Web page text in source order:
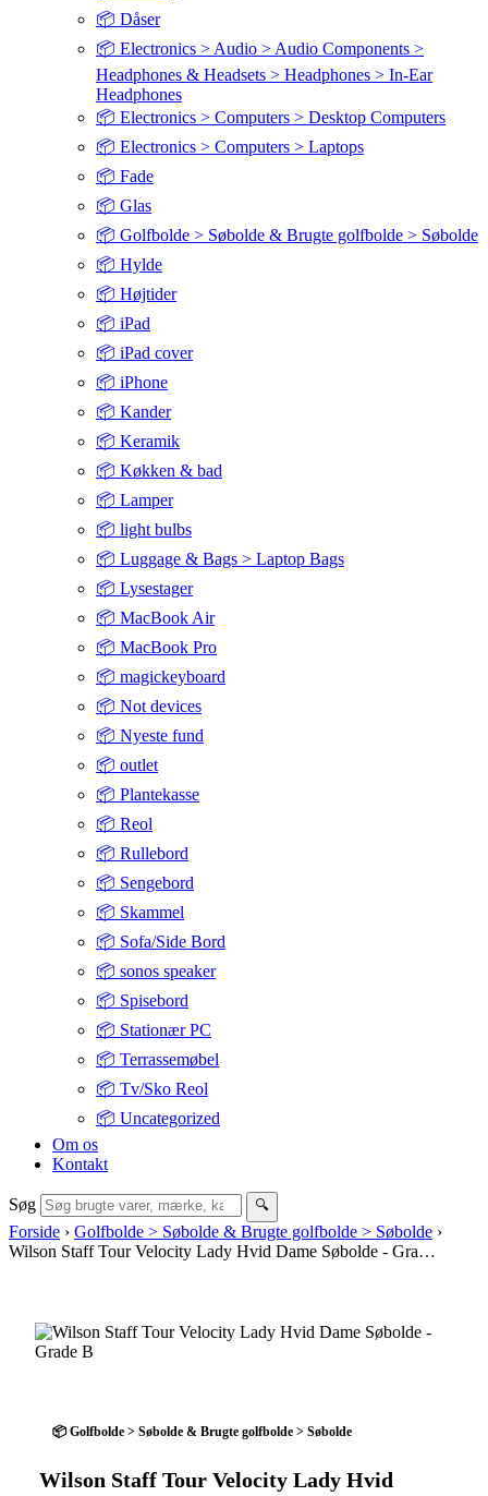
📦 Dåser
📦 Electronics > Audio > Audio Components >
Headphones & Headsets > Headphones > In-Ear
Headphones
📦 Electronics > Computers > Desktop Computers
📦 Electronics > Computers > Laptops
📦 Fade
📦 Glas
📦 Golfbolde > Søbolde & Brugte golfbolde > Søbolde
📦 Hylde
📦 Højtider
📦 iPad
📦 iPad cover
📦 iPhone
📦 Kander
📦 Keramik
📦 Køkken & bad
📦 Lamper
📦 light bulbs
📦 Luggage & Bags > Laptop Bags
📦 Lysestager
📦 MacBook Air
📦 MacBook Pro
📦 magickeyboard
📦 Not devices
📦 Nyeste fund
📦 outlet
📦 Plantekasse
📦 Reol
📦 Rullebord
📦 Sengebord
📦 Skammel
📦 Sofa/Side Bord
📦 sonos speaker
📦 Spisebord
📦 Stationær PC
📦 Terrassemøbel
📦 Tv/Sko Reol
📦 Uncategorized
Om os
Kontakt
Søg 🔍
Forside › Golfbolde > Søbolde & Brugte golfbolde > Søbolde ›
Wilson Staff Tour Velocity Lady Hvid Dame Søbolde - Gra…
📦 Golfbolde > Søbolde & Brugte golfbolde > Søbolde
Wilson Staff Tour Velocity Lady Hvid